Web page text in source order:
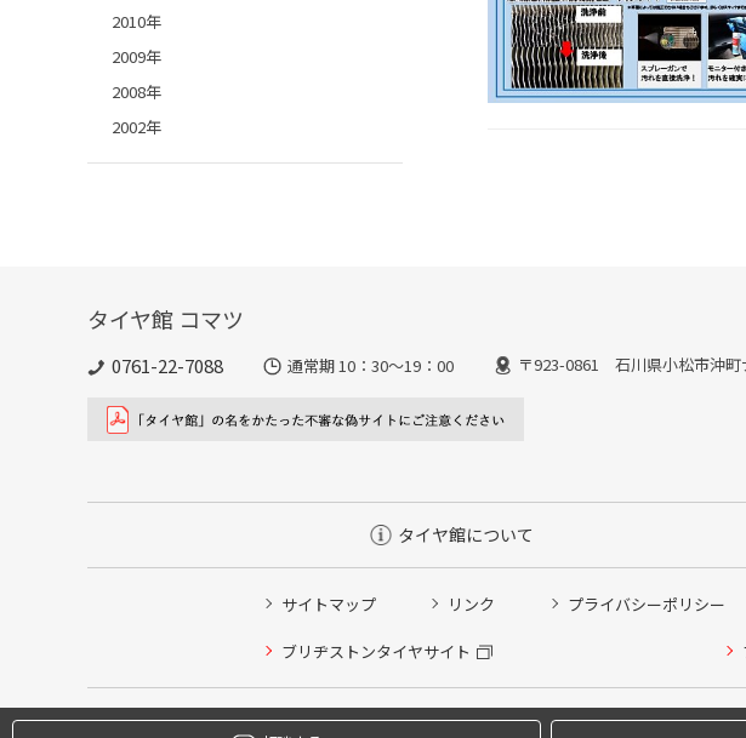
2010年
2009年
2008年
2002年
タイヤ館 コマツ
0761-22-7088 通常期 10：30～19：00 〒923-0861 石川県小松市沖町
タイヤ館について
サイトマップ リンク プライバシーポリシー
ブリヂストンタイヤサイト
Copyright © 2024
タイヤ点検・安全点検/タイヤ履き替え/オイル交換/その他ピット作業の予約
クローク契約会員専用タイヤ履き替え※タイヤ履き替えを希望のクローク契約会員の
本日のタイヤ履き替え順番待ち予約 ※クローク契約会員の方はご利用いただけません